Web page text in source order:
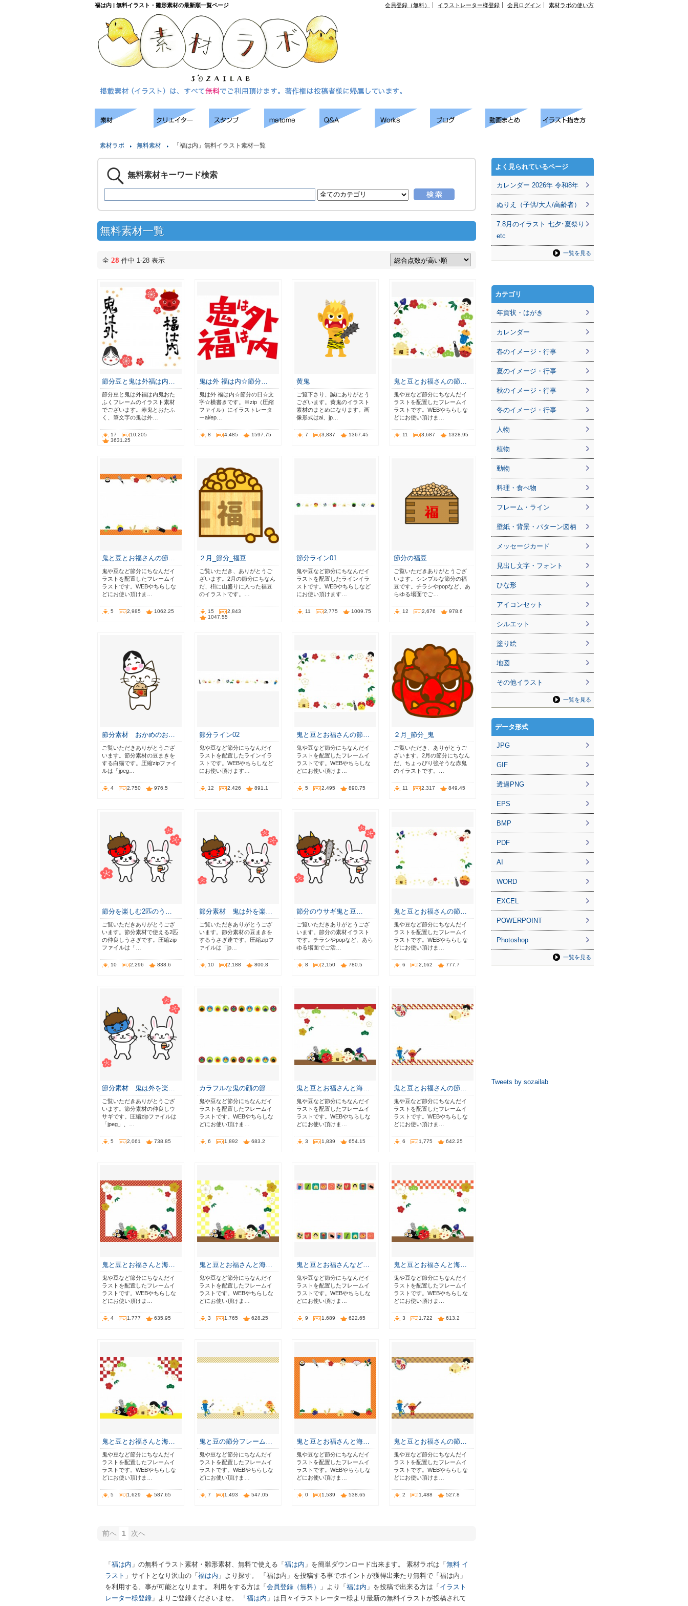
福は内 | 無料イラスト・雛形素材の最新順一覧ページ 会員登録（無料） イラストレーター様登録 会員ログイン 素材ラボの使い方
素材ラボ 無料素材 「福は内」無料イラスト素材一覧
無料素材キーワード検索
無料素材一覧
全 28 件中 1-28 表示
節分豆と鬼は外福は内…
節分豆と鬼は外福は内鬼おた
ふくフレームのイラスト素材
でございます。赤鬼とおたふ
く、筆文字の鬼は外…
17
10,205
3631.25
鬼は外 福は内☆節分…
鬼は外 福は内☆節分の日☆文
字☆横書きです。※zip（圧縮
ファイル）にイラストレータ
ーai/ep…
8 4,485 1597.75
黄鬼
ご覧下さり、誠にありがとう
ございます。黄鬼のイラスト
素材のまとめになります。画
像形式はai、jp…
7 3,837 1367.45
鬼と豆とお福さんの節…
鬼や豆など節分にちなんだイ
ラストを配置したフレームイ
ラストです。WEBやちらしな
どにお使い頂けま…
11 3,687 1328.95
鬼と豆とお福さんの節…
鬼や豆など節分にちなんだイ
ラストを配置したフレームイ
ラストです。WEBやちらしな
どにお使い頂けま…
5 2,985 1062.25
２月_節分_福豆
ご覧いただき、ありがとうご
ざいます。2月の節分にちなん
だ、枡に山盛りに入った福豆
のイラストです。…
15
2,843
1047.55
節分ライン01
鬼や豆など節分にちなんだイ
ラストを配置したラインイラ
ストです。WEBやちらしなど
にお使い頂けます…
11 2,775 1009.75
節分の福豆
ご覧いただきありがとうござ
います。シンプルな節分の福
豆です。チラシやpopなど、あ
らゆる場面でご…
12 2,676 978.6
節分素材 おかめのお…
ご覧いただきありがとうござ
います。節分素材の豆まきを
する白猫です。圧縮zipファイ
ルは「jpeg…
4 2,750 976.5
節分ライン02
鬼や豆など節分にちなんだイ
ラストを配置したラインイラ
ストです。WEBやちらしなど
にお使い頂けます…
12 2,426 891.1
鬼と豆とお福さんの節…
鬼や豆など節分にちなんだイ
ラストを配置したフレームイ
ラストです。WEBやちらしな
どにお使い頂けま…
5 2,495 890.75
２月_節分_鬼
ご覧いただき、ありがとうご
ざいます。2月の節分にちなん
だ、ちょっぴり強そうな赤鬼
のイラストです。…
11 2,317 849.45
節分を楽しむ2匹のう…
ご覧いただきありがとうござ
います。節分素材で使える2匹
の仲良しうさぎです。圧縮zip
ファイルは「…
10 2,296 838.6
節分素材 鬼は外を楽…
ご覧いただきありがとうござ
います。節分素材の豆まきを
するうさぎ達です。圧縮zipフ
ァイルは「jp…
10 2,188 800.8
節分のウサギ鬼と豆…
ご覧いただきありがとうござ
います。節分の素材イラスト
です。チラシやpopなど、あら
ゆる場面でご活…
8 2,150 780.5
鬼と豆とお福さんの節…
鬼や豆など節分にちなんだイ
ラストを配置したフレームイ
ラストです。WEBやちらしな
どにお使い頂けま…
6 2,162 777.7
節分素材 鬼は外を楽…
ご覧いただきありがとうござ
います。節分素材の仲良しウ
サギです。圧縮zipファイルは
「jpeg」、…
5 2,061 738.85
カラフルな鬼の顔の節…
鬼や豆など節分にちなんだイ
ラストを配置したフレームイ
ラストです。WEBやちらしな
どにお使い頂けま…
6 1,892 683.2
鬼と豆とお福さんと海…
鬼や豆など節分にちなんだイ
ラストを配置したフレームイ
ラストです。WEBやちらしな
どにお使い頂けま…
3 1,839 654.15
鬼と豆とお福さんの節…
鬼や豆など節分にちなんだイ
ラストを配置したフレームイ
ラストです。WEBやちらしな
どにお使い頂けま…
6 1,775 642.25
鬼と豆とお福さんと海…
鬼や豆など節分にちなんだイ
ラストを配置したフレームイ
ラストです。WEBやちらしな
どにお使い頂けま…
4 1,777 635.95
鬼と豆とお福さんと海…
鬼や豆など節分にちなんだイ
ラストを配置したフレームイ
ラストです。WEBやちらしな
どにお使い頂けま…
3 1,765 628.25
鬼と豆とお福さんなど…
鬼や豆など節分にちなんだイ
ラストを配置したフレームイ
ラストです。WEBやちらしな
どにお使い頂けま…
9 1,689 622.65
鬼と豆とお福さんと海…
鬼や豆など節分にちなんだイ
ラストを配置したフレームイ
ラストです。WEBやちらしな
どにお使い頂けま…
3 1,722 613.2
鬼と豆とお福さんと海…
鬼や豆など節分にちなんだイ
ラストを配置したフレームイ
ラストです。WEBやちらしな
どにお使い頂けま…
5 1,629 587.65
鬼と豆の節分フレーム…
鬼や豆など節分にちなんだイ
ラストを配置したフレームイ
ラストです。WEBやちらしな
どにお使い頂けま…
7 1,493 547.05
鬼と豆とお福さんと海…
鬼や豆など節分にちなんだイ
ラストを配置したフレームイ
ラストです。WEBやちらしな
どにお使い頂けま…
0 1,539 538.65
鬼と豆とお福さんの節…
鬼や豆など節分にちなんだイ
ラストを配置したフレームイ
ラストです。WEBやちらしな
どにお使い頂けま…
2 1,488 527.8
前へ 1 次へ
「 福は内 」の無料イラスト素材・雛形素材、無料で使える「 福は内 」を簡単ダウンロード出来ます。 素材ラボは「 無料 イ
ラスト 」サイトとなり沢山の「 福は内 」より探す。 「福は内」を投稿する事でポイントが獲得出来たり無料で「福は内」
を利用する、事が可能となります。 利用をする方は「 会員登録（無料） 」より「 福は内 」を投稿で出来る方は「 イラスト
レーター様登録 」よりご登録くださいませ。 「 福は内 」は日々イラストレーター様より最新の無料イラストが投稿されて
よく見られているページ
カレンダー 2026年 令和8年
ぬりえ（子供/大人/高齢者）
7.8月のイラスト 七夕･夏祭り
etc
一覧を見る
カテゴリ
年賀状・はがき
カレンダー
春のイメージ・行事
夏のイメージ・行事
秋のイメージ・行事
冬のイメージ・行事
人物
植物
動物
料理・食べ物
フレーム・ライン
壁紙・背景・パターン図柄
メッセージカード
見出し文字・フォント
ひな形
アイコンセット
シルエット
塗り絵
地図
その他イラスト
一覧を見る
データ形式
JPG
GIF
透過PNG
EPS
BMP
PDF
AI
WORD
EXCEL
POWERPOINT
Photoshop
一覧を見る
Tweets by sozailab